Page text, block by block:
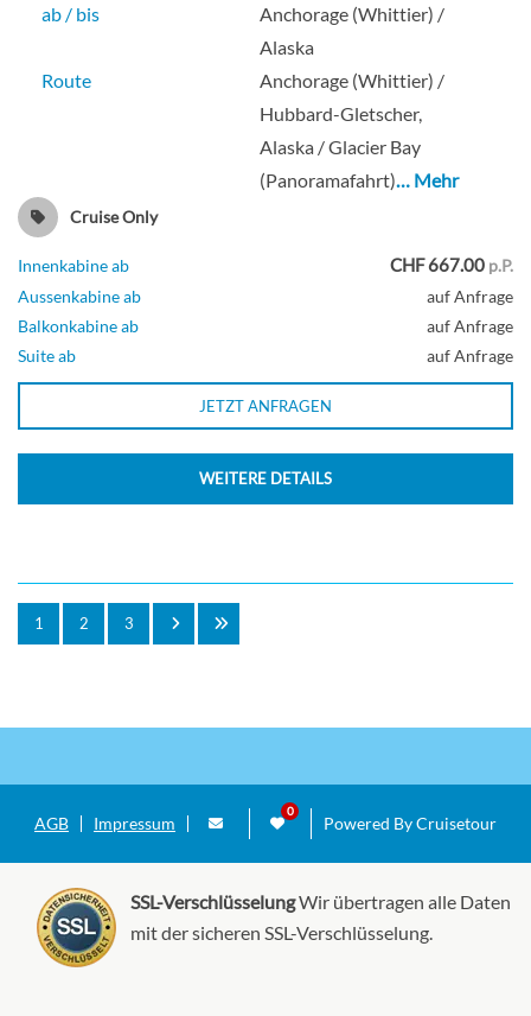
ab / bis
Anchorage (Whittier) /
Alaska
Route
Anchorage (Whittier) /
Hubbard-Gletscher,
Alaska / Glacier Bay
(Panoramafahrt)… Mehr
Cruise Only
Innenkabine ab CHF 667.00 p.P.
Aussenkabine ab
auf Anfrage
Balkonkabine ab
auf Anfrage
Suite ab
auf Anfrage
JETZT ANFRAGEN
WEITERE DETAILS
1 2 3
AGB Impressum Powered By Cruisetour
SSL-VerschlüsselungWir übertragen alle Daten
mit der sicheren SSL-Verschlüsselung.